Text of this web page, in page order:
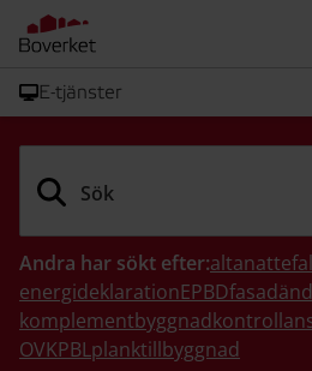
E-tjänster
Andra har sökt efter:altan
energideklarationEPBD
komplementbyggnad
OVKPBLplanktillbyggnad